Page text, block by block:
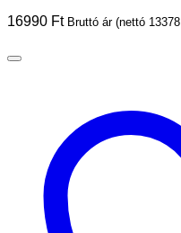
16990 Ft Bruttó ár (nettó 13378